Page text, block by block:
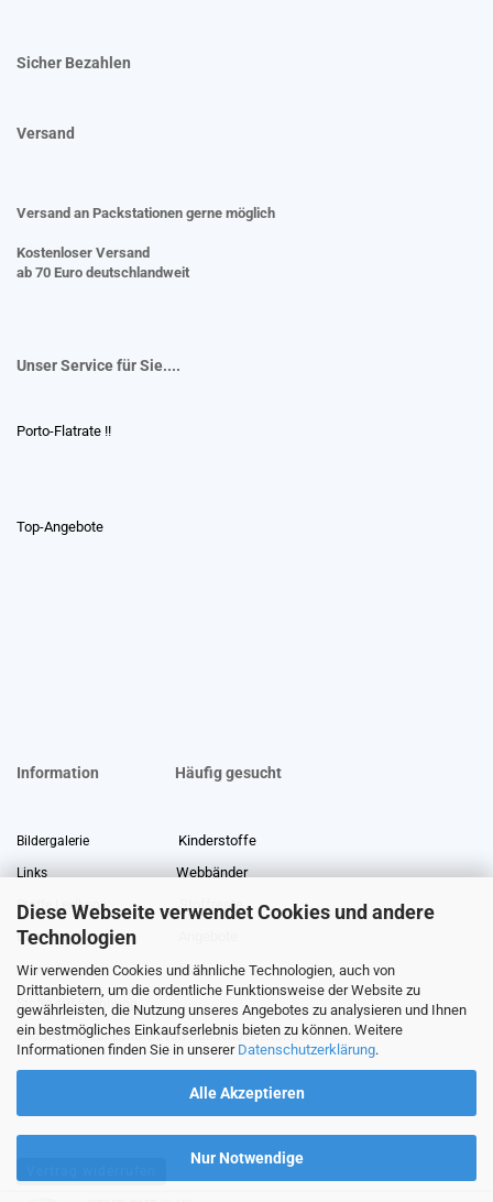
Diese Webseite verwendet Cookies und andere
Technologien
Wir verwenden Cookies und ähnliche Technologien, auch von
Drittanbietern, um die ordentliche Funktionsweise der Website zu
gewährleisten, die Nutzung unseres Angebotes zu analysieren und Ihnen
ein bestmögliches Einkaufserlebnis bieten zu können. Weitere
Informationen finden Sie in unserer Datenschutzerklärung.
Alle Akzeptieren
Nur Notwendige
Sicher Bezahlen
Versand
Versand an Packstationen gerne möglich
Kostenloser Versand
ab 70 Euro deutschlandweit
Unser Service für Sie....
Porto-Flatrate !!
Top-Angebote
Information Häufig gesucht
Bildergalerie Kinderstoffe
Links Webbänder
Stoffe Lexikon Stoffreste
Über uns
Gewerberabatt Meterware
Stoffe auf Rechnung
Information zur Echtheit von Kundenbewertungen